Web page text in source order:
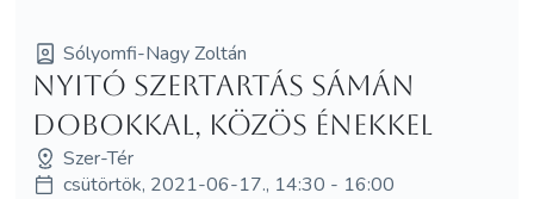
Sólyomfi-Nagy Zoltán
Nyitó szertartás sámán
dobokkal, közös énekkel
Szer-Tér
csütörtök, 2021-06-17., 14:30 - 16:00